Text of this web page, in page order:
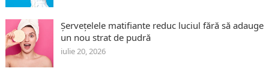
Șervețelele matifiante reduc luciul fără să adauge
un nou strat de pudră
iulie 20, 2026